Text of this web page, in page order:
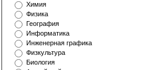
Химия
Физика
География
Информатика
Инженерная графика
Физкультура
Биология